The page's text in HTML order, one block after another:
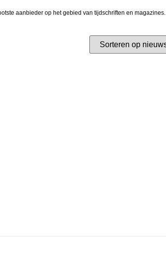
aanbieder op het gebied van tijdschriften en magazines.